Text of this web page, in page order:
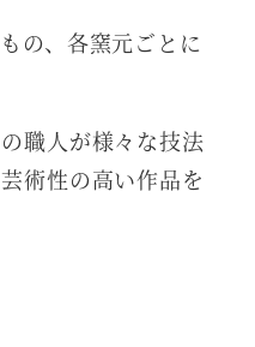
の、各窯元ごとに
職人が様々な技法
術性の高い作品を